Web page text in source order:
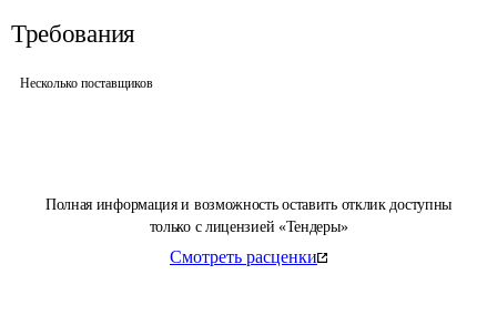
Полная информация и возможность оставить отклик доступны
только с лицензией «Тендеры»
Смотреть расценки
Требования
Несколько поставщиков